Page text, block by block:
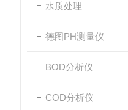
水质处理
德图PH测量仪
BOD分析仪
COD分析仪